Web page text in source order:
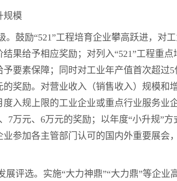
规模
。鼓励“521”工程培育企业攀高跃进，对
果给予相应奖励；对列入“521”工程重点
要素保障；同时对工业年产值首次超过
的奖励。对营业收入（销售收入）规模和
入规上限的工业企业或重点行业服务业
7万元、6万元的奖励；以年度“小升规”
业参加各主管部门认可的国内外重要展会
展评选。实施“大力神鼎”“大力鼎”等企业